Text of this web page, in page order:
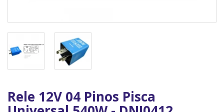
Rele 12V 04 Pinos Pisca